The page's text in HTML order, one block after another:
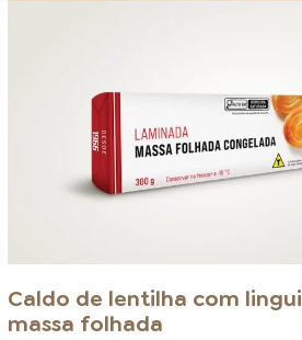
Caldo de lentilha com
massa folhada